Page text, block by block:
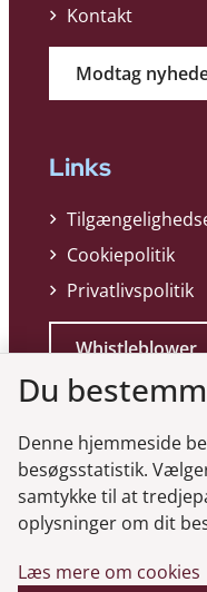
Kontakt
Modtag
Links
Cookiepolitik
Privatlivspolitik
Whistleblower
Genveje
Gå til
Du
Denne hjemmeside
besøgsstatistik.
samtykke til at
oplysninger om dit
Læs mere om cookies